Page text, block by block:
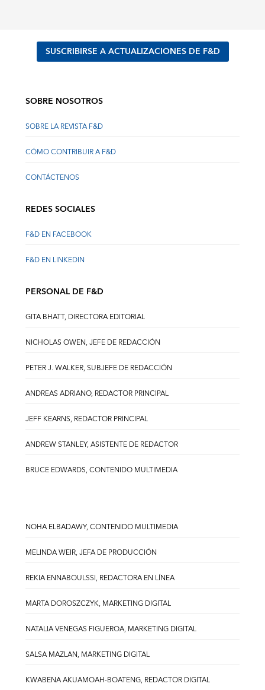
SUSCRIBIRSE A ACTUALIZACIONES DE F&D
SOBRE NOSOTROS
SOBRE LA REVISTA F&D
CÓMO CONTRIBUIR A F&D
CONTÁCTENOS
REDES SOCIALES
F&D EN FACEBOOK
F&D EN LINKEDIN
PERSONAL DE F&D
GITA BHATT, DIRECTORA EDITORIAL
NICHOLAS OWEN, JEFE DE REDACCIÓN
PETER J. WALKER, SUBJEFE DE REDACCIÓN
ANDREAS ADRIANO, REDACTOR PRINCIPAL
JEFF KEARNS, REDACTOR PRINCIPAL
ANDREW STANLEY, ASISTENTE DE REDACTOR
BRUCE EDWARDS, CONTENIDO MULTIMEDIA
NOHA ELBADAWY, CONTENIDO MULTIMEDIA
MELINDA WEIR, JEFA DE PRODUCCIÓN
REKIA ENNABOULSSI, REDACTORA EN LÍNEA
MARTA DOROSZCZYK, MARKETING DIGITAL
NATALIA VENEGAS FIGUEROA, MARKETING DIGITAL
SALSA MAZLAN, MARKETING DIGITAL
KWABENA AKUAMOAH-BOATENG, REDACTOR DIGITAL